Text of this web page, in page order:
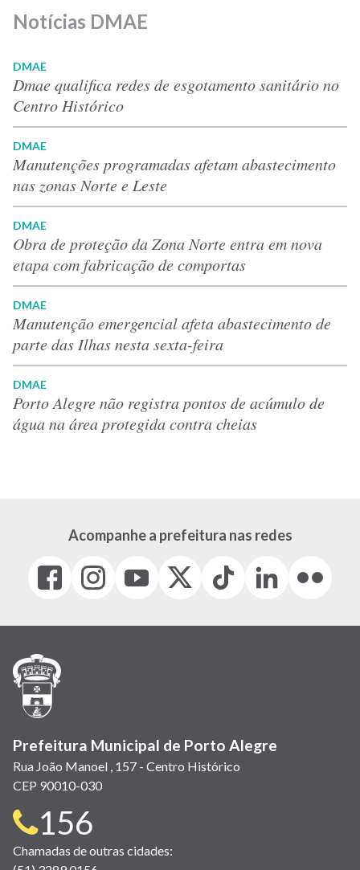
Notícias DMAE
DMAE
Dmae qualifica redes de esgotamento sanitário no
Centro Histórico
DMAE
Manutenções programadas afetam abastecimento
nas zonas Norte e Leste
DMAE
Obra de proteção da Zona Norte entra em nova
etapa com fabricação de comportas
DMAE
Manutenção emergencial afeta abastecimento de
parte das Ilhas nesta sexta-feira
DMAE
Porto Alegre não registra pontos de acúmulo de
água na área protegida contra cheias
Acompanhe a prefeitura nas redes
Facebook
(link
em
janela)
Instagram
(link
em
(link
em
(Antigo
(link
Tiktok
(link
em
LinkedIn
(link
em
(link
em
Prefeitura Municipal de Porto Alegre
Rua João Manoel , 157 - Centro Histórico
CEP 90010-030
Telefone
para
156
Chamadas de outras cidades: